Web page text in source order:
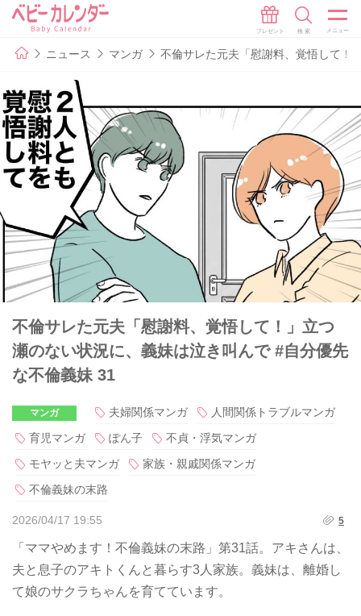
ニュース マンガ 不倫サレた元夫「慰謝料、覚悟して！
不倫サレた元夫「慰謝料、覚悟して！」立つ
瀬のない状況に、義妹は泣き叫んで #自分優先
な不倫義妹 31
マンガ 夫婦関係マンガ
人間関係トラブルマンガ
育児マンガ
ぽん子
不貞・浮気マンガ
モヤッと夫マンガ
家族・親戚関係マンガ
不倫義妹の末路
2026/04/17 19:55 5
「ママやめます！不倫義妹の末路」第31話。アキさんは、
夫と息子のアキトくんと暮らす3人家族。義妹は、離婚し
て娘のサクラちゃんを育てています。